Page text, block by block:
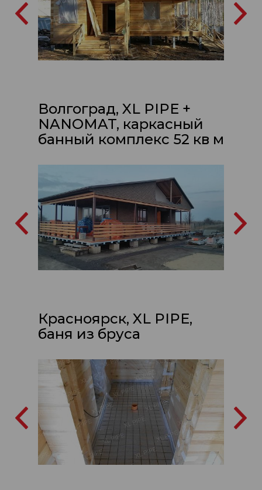
Волгоград, XL PIPE +
NANOMAT, каркасный
банный комплекс 52 кв м
Красноярск, XL PIPE,
баня из бруса